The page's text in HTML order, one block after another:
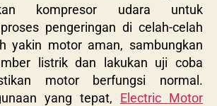
kompresor udara untuk
pengeringan di celah-celah
yakin motor aman, sambungkan
listrik dan lakukan uji coba
motor berfungsi normal.
yang tepat, Electric Motor